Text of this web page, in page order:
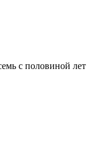
с половиной лет